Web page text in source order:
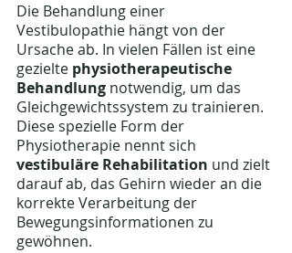
Die Behandlung einer
Vestibulopathie hängt von der
Ursache ab. In vielen Fällen ist eine
gezielte physiotherapeutische
Behandlung notwendig, um das
Gleichgewichtssystem zu trainieren.
Diese spezielle Form der
Physiotherapie nennt sich
vestibuläre Rehabilitation und zielt
darauf ab, das Gehirn wieder an die
korrekte Verarbeitung der
Bewegungsinformationen zu
gewöhnen.